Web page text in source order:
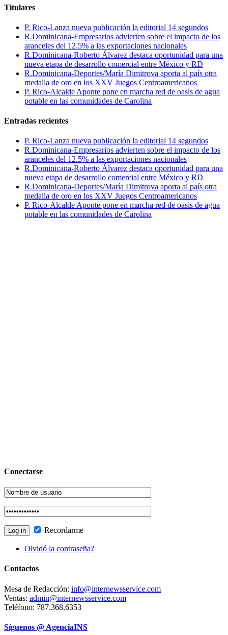
Titulares
P. Rico-Lanza nueva publicación la editorial 14 segundos
R.Dominicana-Empresarios advierten sobre el impacto de los
aranceles del 12.5% a las exportaciones nacionales
R.Dominicana-Roberto Álvarez destaca oportunidad para una
nueva etapa de desarrollo comercial entre México y RD
R.Dominicana-Deportes/María Dimitrova aporta al país otra
medalla de oro en los XXV Juegos Centroamericanos
P. Rico-Alcalde Aponte pone en marcha red de oasis de agua
potable en las comunidades de Carolina
Entradas recientes
P. Rico-Lanza nueva publicación la editorial 14 segundos
R.Dominicana-Empresarios advierten sobre el impacto de los
aranceles del 12.5% a las exportaciones nacionales
R.Dominicana-Roberto Álvarez destaca oportunidad para una
nueva etapa de desarrollo comercial entre México y RD
R.Dominicana-Deportes/María Dimitrova aporta al país otra
medalla de oro en los XXV Juegos Centroamericanos
P. Rico-Alcalde Aponte pone en marcha red de oasis de agua
potable en las comunidades de Carolina
Conectarse
Recordarme
Olvidó la contraseña?
Contactos
Mesa de Redacción: info@internewsservice.com
Ventas: admin@internewsservice.com
Teléfono: 787.368.6353
Síguenos @ AgenciaINS